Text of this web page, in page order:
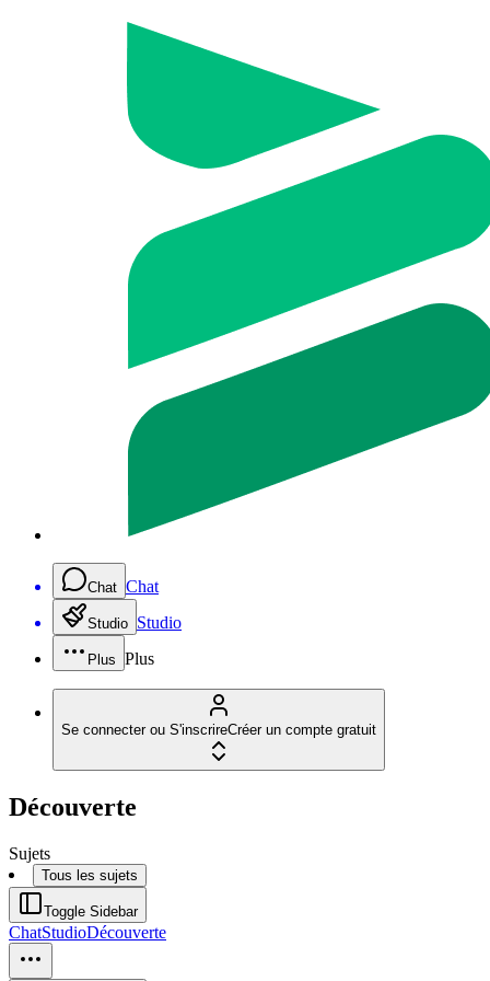
Chat Chat
Studio Studio
Plus Plus
Se connecter ou S'inscrireCréer un compte gratuit
Découverte
Sujets
Tous les sujets
Toggle Sidebar
ChatStudioDécouverte